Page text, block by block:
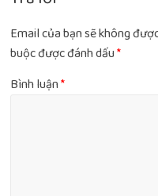
Email của bạn sẽ không
buộc được đánh dấu*
Bình luận*